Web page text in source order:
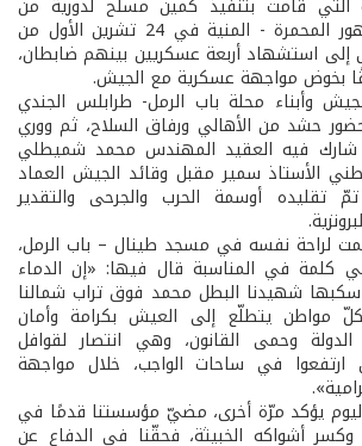
الجيش في محلة ضهور المحمرة - المنية في 24 تشرين الأول من
إلى استشهاد أربعة عسكريين بينهم ضابطان،
بخوض مواجهة عسكرية مع الجيش.
وأبناء محلة باب الرمل- طرابلس الجندي
حشد من الأهالي ورفاق السلاح، ثم ووري
فيه العقيد المهندس محمد شميطلي
الأستاذ سمير مقبل وقائد الجيش العماد
أوسمة الحرب والجرحى والتقدير
لراحة نفسه في مسجد طينال – باب الرمل،
كلمة في المناسبة قال فيها: «إن الدماء
سكبها شهيدنا البطل محمد فوق تراب شمالنا
مواطن يتطلّع إلى العيش بكرامة وأمان
وحمى القانون، وهي انتصار لقوافل
ارتفعوا في ساحات الواجب، خلال مواجهة
يؤكد مرّة أخرى، مضيّ مؤسستنا قدمًا في
وكسر أشواكه الخبيثة، فحقّنا في الدفاع عن